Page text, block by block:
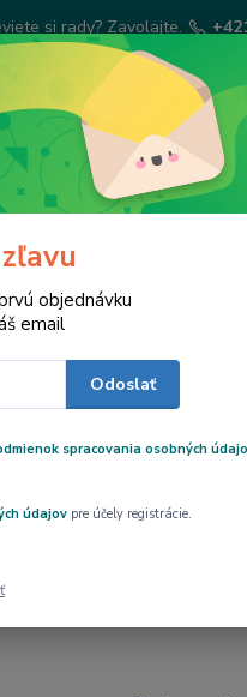
si rady? Zavolajte.
Kliešte na
Otvára
vytiahnuť
Spezial bez
mäkkýšov
objednávku
email
Odoslať
spracovania osobných
údajovpre účely registrácie.